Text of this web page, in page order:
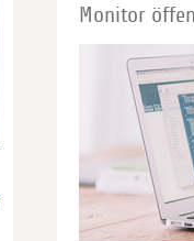
Monitor